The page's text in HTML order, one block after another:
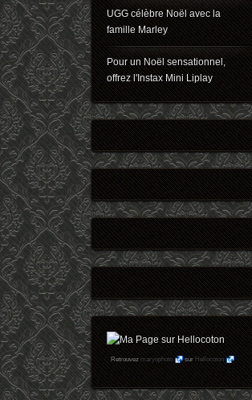
UGG célèbre Noël avec la
famille Marley
Pour un Noël sensationnel,
offrez l'Instax Mini Liplay
Retrouvezmaryophoto surHellocoton